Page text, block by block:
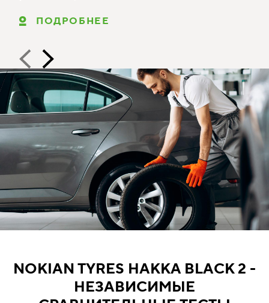
ПОДРОБНЕЕ
NOKIAN TYRES HAKKA BLACK 2 -
НЕЗАВИСИМЫЕ